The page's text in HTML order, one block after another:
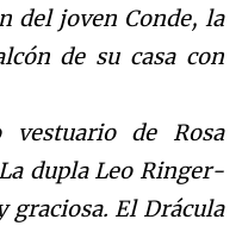
del joven Conde, la
de su casa con
de Rosa
dupla Leo Ringer-
graciosa. El Drácula